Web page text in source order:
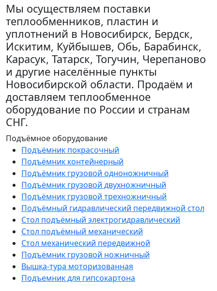
Мы осуществляем поставки
теплообменников, пластин и
уплотнений в Новосибирск, Бердск,
Искитим, Куйбышев, Обь, Барабинск,
Карасук, Татарск, Тогучин, Черепаново
и другие населённые пункты
Новосибирской области. Продаём и
доставляем теплообменное
оборудование по России и странам
СНГ.
Подъёмное оборудование
Подъёмник покрасочный
Подъёмник контейнерный
Подъёмник грузовой одноножничный
Подъёмник грузовой двухножничный
Подъёмник грузовой трехножничный
Подъёмный гидравлический передвижной стол
Стол подъёмный электрогидравлический
Стол подъёмный механический
Стол механический передвижной
Подъёмник грузовой ножничный
Вышка-тура моторизованная
Подъемник для гипсокартона